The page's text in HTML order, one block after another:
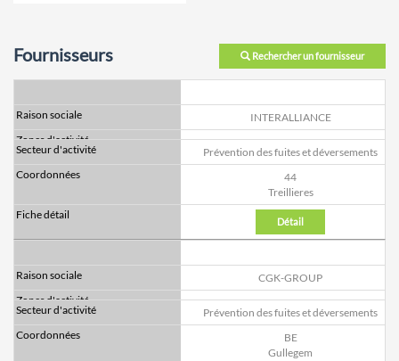
Rechercher un fournisseur
Fournisseurs
INTERALLIANCE
Prévention des fuites et déversements
44
Treillieres
Détail
CGK-GROUP
Prévention des fuites et déversements
BE
Gullegem